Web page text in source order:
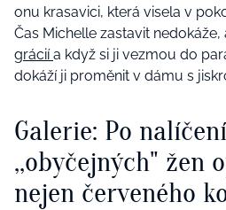
onu krasavici, která visela v
Čas Michelle zastavit nedokáže,
gráciía když si ji vezmou do
dokáží ji proměnit v dámu s
Galerie: Po
‚‚obyčejných" žen
nejen červeného